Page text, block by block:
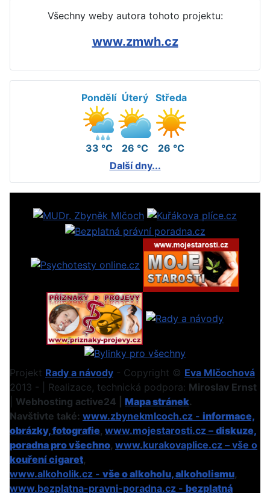
Všechny weby autora tohoto projektu:
www.zmwh.cz
Pondělí
33 °C
Úterý
26 °C
Středa
26 °C
Další dny...
Projekt Rady a návody - Copyright © Eva Mlčochová
2013 - | Realizace, technická podpora: Miroslav Ernst
Webhosting active24 | Mapa stránek.
Navštivte také: www.zbynekmlcoch.cz - informace,
obrázky, fotografie, www.mojestarosti.cz – diskuze,
poradna pro všechno, www.kurakovaplice.cz – vše o
kouření cigaret,
www.alkoholik.cz - vše o alkoholu, alkoholismu,
www.bezplatna-pravni-poradna.cz - bezplatná